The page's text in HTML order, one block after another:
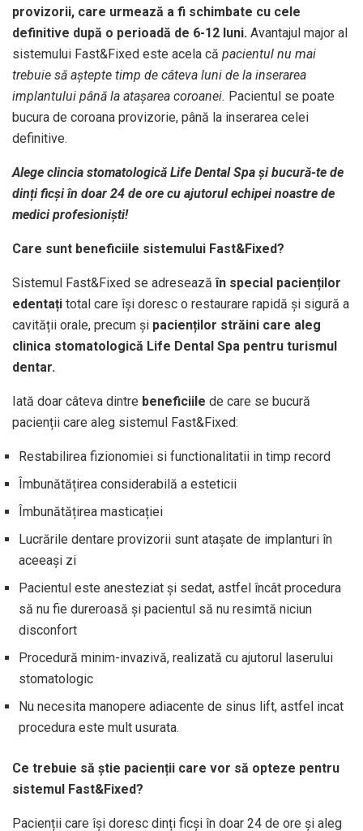
provizorii, care urmează a fi schimbate cu cele
definitive după o perioadă de 6-12 luni. Avantajul major al
sistemului Fast&Fixed este acela că pacientul nu mai
trebuie să aștepte timp de câteva luni de la inserarea
implantului până la atașarea coroanei. Pacientul se poate
bucura de coroana provizorie, până la inserarea celei
definitive.
Alege clincia stomatologică Life Dental Spa și bucură-te de
dinți ficși în doar 24 de ore cu ajutorul echipei noastre de
medici profesioniști!
Care sunt beneficiile sistemului Fast&Fixed?
Sistemul Fast&Fixed se adreseazăîn special pacienților
edentați total care își doresc o restaurare rapidă și sigură a
cavității orale, precum și pacienților străini care aleg
clinica stomatologică Life Dental Spa pentru turismul
dentar.
Iată doar câteva dintre beneficiile de care se bucură
pacienții care aleg sistemul Fast&Fixed:
Restabilirea fizionomiei si functionalitatii in timp record
Îmbunătățirea considerabilă a esteticii
Îmbunătățirea masticației
Lucrările dentare provizorii sunt atașate de implanturi în
aceeași zi
Pacientul este anesteziat și sedat, astfel încât procedura
să nu fie dureroasă și pacientul să nu resimtă niciun
disconfort
Procedură minim-invazivă, realizată cu ajutorul laserului
stomatologic
Nu necesita manopere adiacente de sinus lift, astfel incat
procedura este mult usurata.
Ce trebuie să știe pacienții care vor să opteze pentru
sistemul Fast&Fixed?
Pacienții care își doresc dinți ficși în doar 24 de ore și aleg